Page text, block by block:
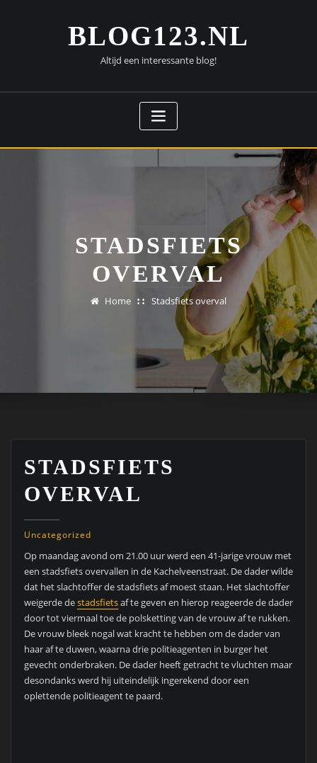
BLOG123.NL
Altijd een interessante blog!
STADSFIETS
OVERVAL
Home Stadsfiets overval
STADSFIETS
OVERVAL
Uncategorized
Op maandag avond om 21.00 uur werd een 41-jarige vrouwmet
een stadsfiets overvallen in de Kachelveenstraat. De dader wilde
dat het slachtoffer de stadsfiets af moest staan. Het slachtoffer
weigerde destadsfietsaf te geven en hierop reageerde de dader
door tot viermaal toe de polsketting van de vrouw af te rukken.
De vrouw bleek nogal wat kracht te hebben om de dader van
haar af te duwen, waarna drie politieagenten in burger het
gevecht onderbraken. De dader heeft getracht te vluchten maar
desondanks werd hij uiteindelijk ingerekend door een
oplettende politieagent te paard.